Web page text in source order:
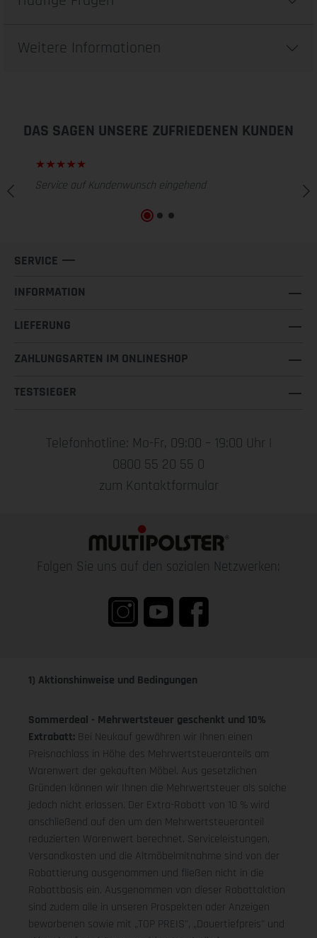
Weitere Informationen
DAS SAGEN UNSERE ZUFRIEDENEN KUNDEN
Service auf Kundenwunsch eingehend
SERVICE
INFORMATION
LIEFERUNG
ZAHLUNGSARTEN IM ONLINESHOP
TESTSIEGER
Telefonhotline: Mo-Fr, 09:00 – 19:00 Uhr |
0800 55 20 55 0
zum Kontaktformular
Folgen Sie uns auf den sozialen Netzwerken:
1) Aktionshinweise und Bedingungen
Sommerdeal - Mehrwertsteuer geschenkt und 10%
Extrabatt: Bei Neukauf gewähren wir Ihnen einen
Preisnachlass in Höhe des Mehrwertsteueranteils am
Warenwert der gekauften Möbel. Aus gesetzlichen
Gründen können wir Ihnen die Mehrwertsteuer als solche
jedoch nicht erlassen. Der Extra-Rabatt von 10 % wird
anschließend auf den um den Mehrwertsteueranteil
reduzierten Warenwert berechnet. Serviceleistungen,
Versandkosten und die Altmöbelmitnahme sind von der
Rabattierung ausgenommen und fließen nicht in die
Rabattbasis ein. Ausgenommen von dieser Rabattaktion
sind zudem alle in unseren Prospekten oder Anzeigen
beworbenen sowie mit „TOP PREIS", „Dauertiefpreis" und